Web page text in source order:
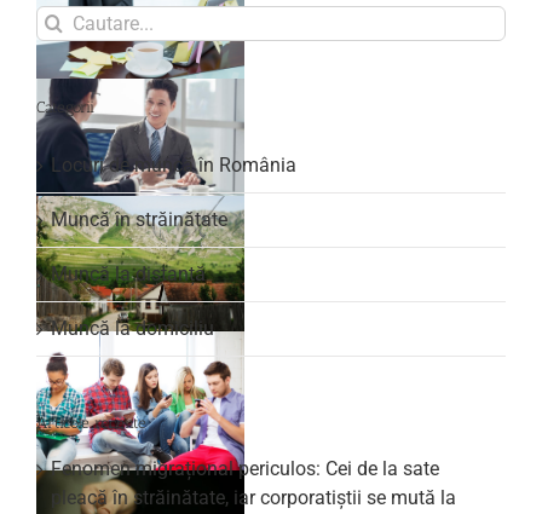
Search
for:
Categorii
Locuri de muncă în România
Muncă în străinătate
Muncă la distanță
Muncă la domiciliu
Articole recente
Fenomen migrațional periculos: Cei de la sate
pleacă în străinătate, iar corporatiștii se mută la